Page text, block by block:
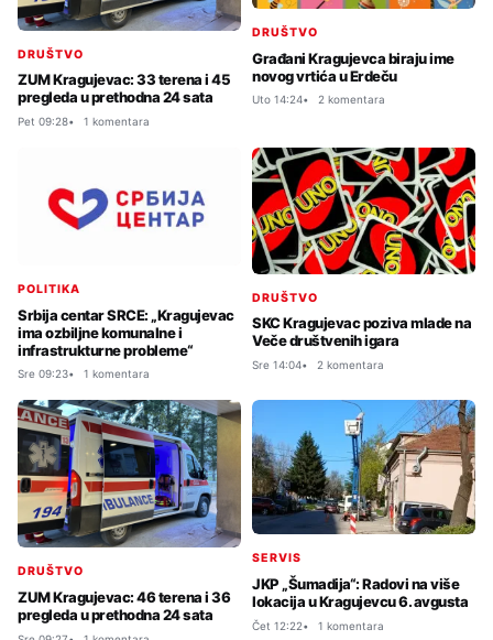
DRUŠTVO
ZUM Kragujevac: 33 terena i 45
pregleda u prethodna 24 sata
Pet 09:28 1 komentara
DRUŠTVO
Građani Kragujevca biraju ime
novog vrtića u Erdeču
Uto 14:24 2 komentara
POLITIKA
Srbija centar SRCE: „Kragujevac
ima ozbiljne komunalne i
infrastrukturne probleme“
Sre 09:23 1 komentara
DRUŠTVO
SKC Kragujevac poziva mlade na
Veče društvenih igara
Sre 14:04 2 komentara
DRUŠTVO
ZUM Kragujevac: 46 terena i 36
pregleda u prethodna 24 sata
SERVIS
JKP „Šumadija“: Radovi na više
lokacija u Kragujevcu 6. avgusta
Čet 12:22 1 komentara